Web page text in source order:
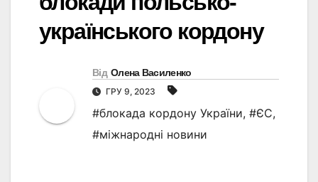
українського кордону
Від Олена Василенко
ГРУ 9, 2023
#блокада кордону України, #ЄС,
#міжнародні новини